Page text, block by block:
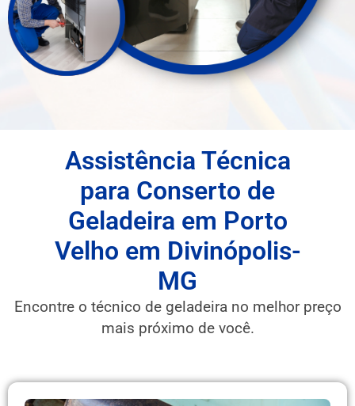
Assistência Técnica
para Conserto de
Geladeira em Porto
Velho em Divinópolis-
MG
Encontre o técnico de geladeira no melhor preço
mais próximo de você.